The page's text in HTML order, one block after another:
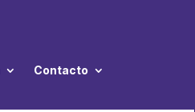
Contacto